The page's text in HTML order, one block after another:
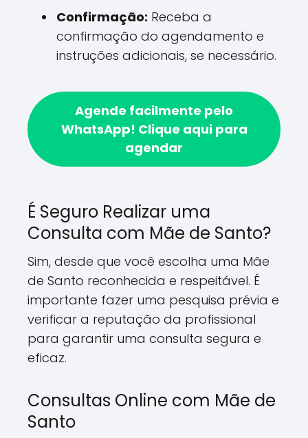
Confirmação: Receba a
confirmação do agendamento e
instruções adicionais, se necessário.
Agende facilmente pelo
WhatsApp! Clique aqui para
agendar
É Seguro Realizar uma
Consulta com Mãe de Santo?
Sim, desde que você escolha uma Mãe
de Santo reconhecida e respeitável. É
importante fazer uma pesquisa prévia e
verificar a reputação da profissional
para garantir uma consulta segura e
eficaz.
Consultas Online com Mãe de
Santo